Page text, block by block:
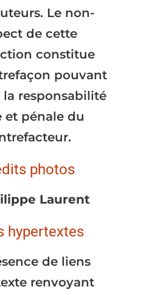
Le non-
de cette
constitue
pouvant
responsabilité
et pénale du
photos
Laurent
hypertextes
de liens
renvoyant